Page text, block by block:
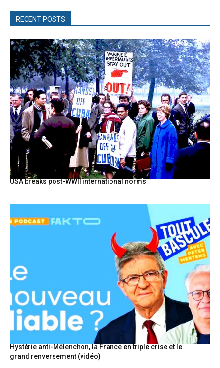
RECENT POSTS
USA breaks post-WWII international norms
Hystérie anti-Mélenchon, la France en triple crise et le
grand renversement (vidéo)